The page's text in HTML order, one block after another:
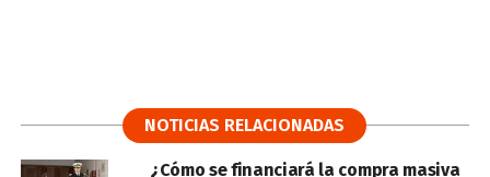
NOTICIAS RELACIONADAS
¿Cómo se financiará la compra masiva